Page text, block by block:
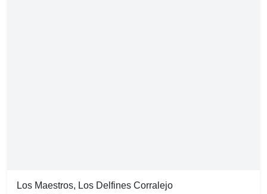
Los Maestros, Los Delfines Corralejo